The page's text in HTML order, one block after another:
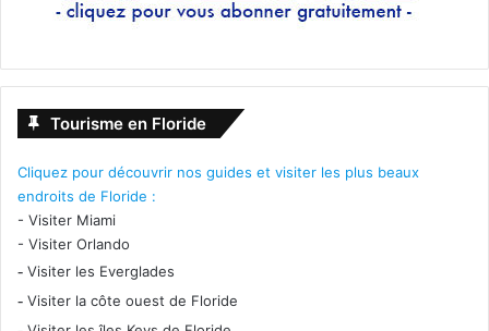
Tourisme en Floride
Cliquez pour découvrir nos guides et visiter les plus beaux
endroits de Floride :
- Visiter Miami
- Visiter Orlando
- Visiter les Everglades
- Visiter la côte ouest de Floride